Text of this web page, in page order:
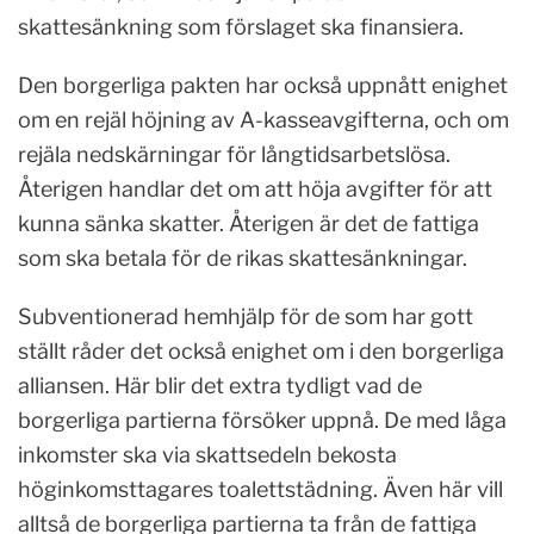
skattesänkning som förslaget ska finansiera.
Den borgerliga pakten har också uppnått enighet
om en rejäl höjning av A-kasseavgifterna, och om
rejäla nedskärningar för långtidsarbetslösa.
Återigen handlar det om att höja avgifter för att
kunna sänka skatter. Återigen är det de fattiga
som ska betala för de rikas skattesänkningar.
Subventionerad hemhjälp för de som har gott
ställt råder det också enighet om i den borgerliga
alliansen. Här blir det extra tydligt vad de
borgerliga partierna försöker uppnå. De med låga
inkomster ska via skattsedeln bekosta
höginkomsttagares toalettstädning. Även här vill
alltså de borgerliga partierna ta från de fattiga